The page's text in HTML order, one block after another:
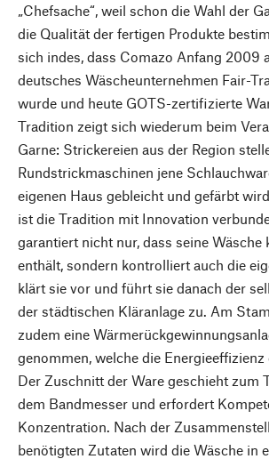
„Chefsache“, weil schon die Wahl der
die Qualität der fertigen Produkte
sich indes, dass Comazo Anfang 2009
deutsches Wäscheunternehmen Fair-
wurde und heute GOTS-zertifizierte
Tradition zeigt sich wiederum beim
Garne: Strickereien aus der Region
Rundstrickmaschinen jene
eigenen Haus gebleicht und gefärbt
ist die Tradition mit Innovation
garantiert nicht nur, dass seine Wäsche
enthält, sondern kontrolliert auch die
klärt sie vor und führt sie danach der
der städtischen Kläranlage zu. Am
zudem eine
genommen, welche die
Der Zuschnitt der Ware geschieht zum
dem Bandmesser und erfordert
Konzentration. Nach der
benötigten Zutaten wird die Wäsche in